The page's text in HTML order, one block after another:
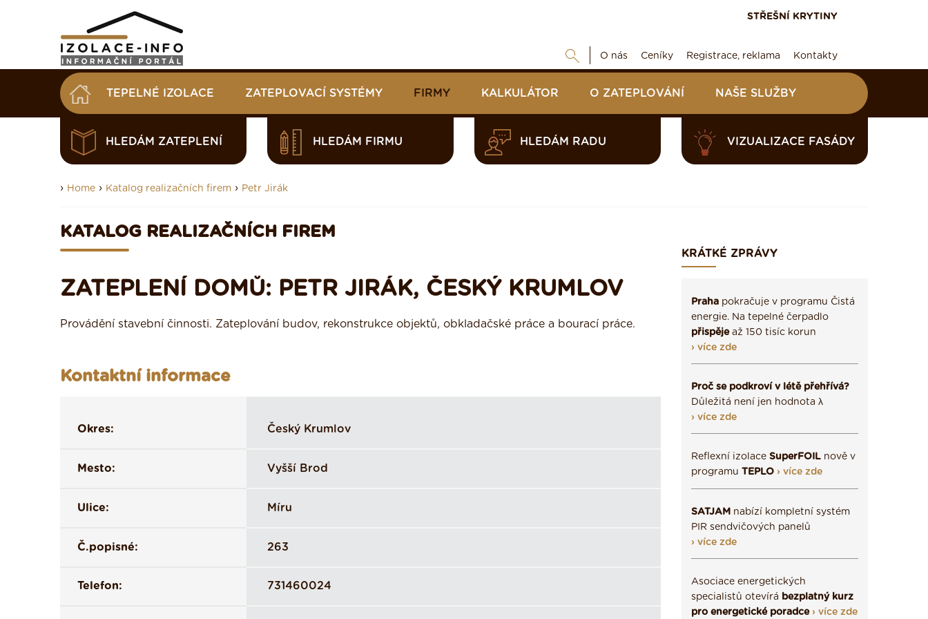
STŘEŠNÍ KRYTINY
O nás Ceníky Registrace, reklama Kontakty
TEPELNÉ IZOLACE ZATEPLOVACÍ SYSTÉMY FIRMY KALKULÁTOR O ZATEPLOVÁNÍ NAŠE SLUŽBY
HLEDÁM ZATEPLENÍ HLEDÁM FIRMU HLEDÁM RADU VIZUALIZACE FASÁDY
› Home › Katalog realizačních firem › Petr Jirák
KATALOG REALIZAČNÍCH FIREM
ZATEPLENÍ DOMŮ: PETR JIRÁK, ČESKÝ KRUMLOV
Provádění stavební činnosti. Zateplování budov, rekonstrukce objektů, obkladačské práce a bourací práce.
Kontaktní informace
Okres: Český Krumlov
Mesto: Vyšší Brod
Ulice: Míru
Č.popisné: 263
Telefon: 731460024
KRÁTKÉ ZPRÁVY
Praha pokračuje v programu Čistá
energie. Na tepelné čerpadlo
přispějeaž 150 tisíc korun
› více zde
Proč se podkroví v létě přehřívá?
Důležitá není jen hodnota λ
› více zde
Reflexní izolace SuperFOIL nově v
programu TEPLO › více zde
SATJAM nabízí kompletní systém
PIR sendvičových panelů
› více zde
Asociace energetických
specialistů otevírá bezplatný kurz
pro energetické poradce › více zde